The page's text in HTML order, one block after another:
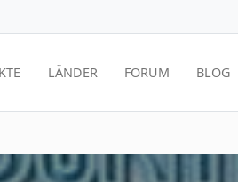
LÄNDER FORUM BLOG